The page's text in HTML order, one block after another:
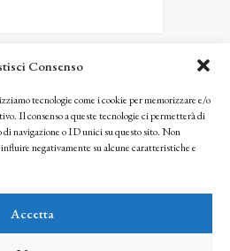
Consenso
tecnologie come i cookie per memorizzare e/o
Il consenso a queste tecnologie ci permetterà di
navigazione o ID unici su questo sito. Non
negativamente su alcune caratteristiche e
Accetta
ISCRIVITI
che le tue informazioni saranno trattate
dei diritti e dell’Istituto Matteucci